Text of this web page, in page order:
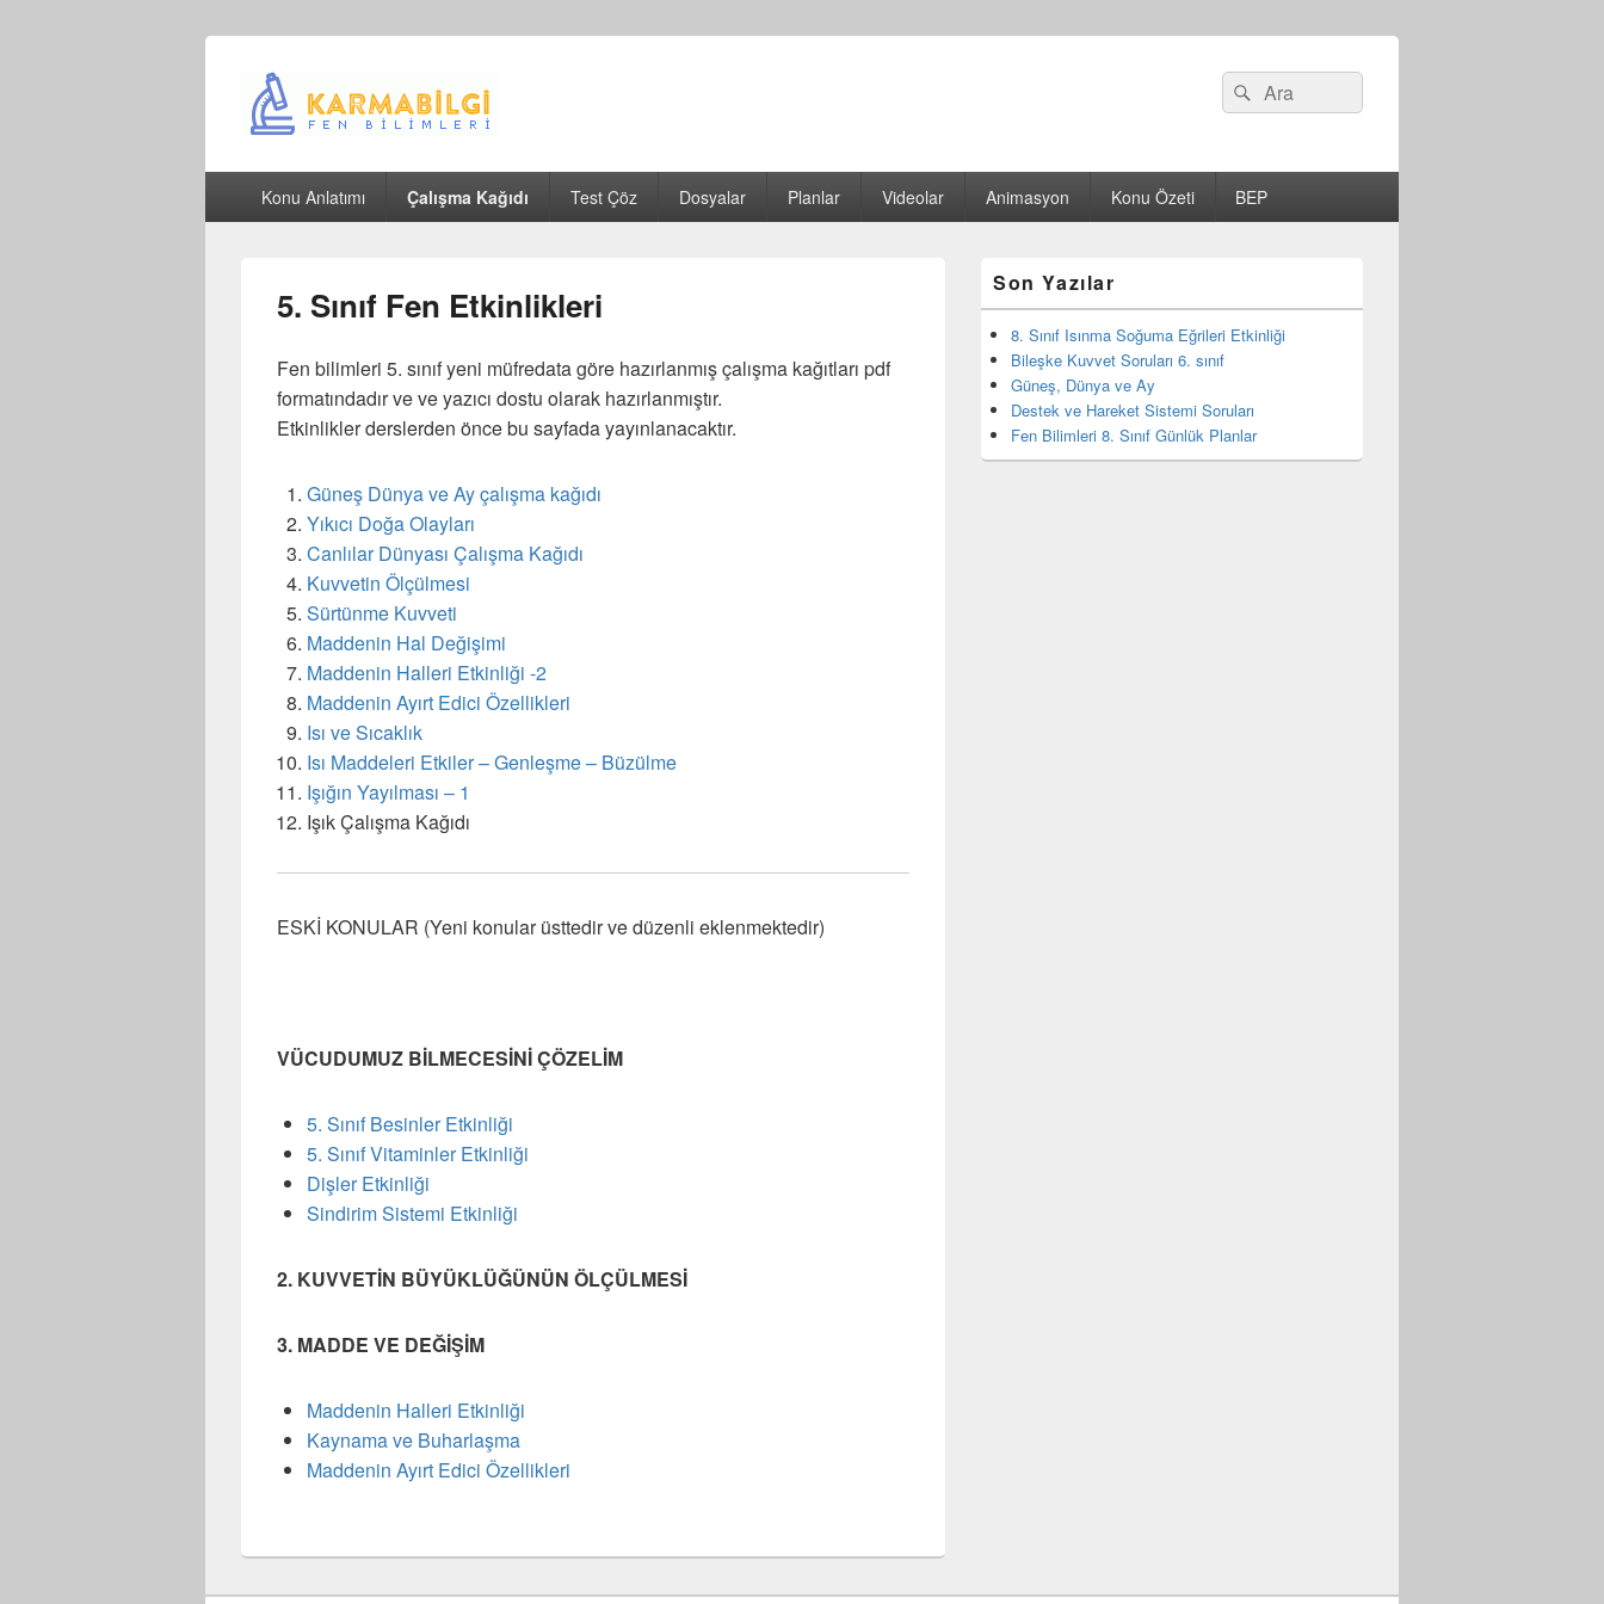
Search
for:
Ara
Konu Anlatımı Çalışma Kağıdı Test Çöz Dosyalar Planlar Videolar Animasyon Konu Özeti BEP
5. Sınıf Fen Etkinlikleri
Fen bilimleri 5. sınıf yeni müfredata göre hazırlanmış çalışma kağıtları pdf
formatındadır ve ve yazıcı dostu olarak hazırlanmıştır.
Etkinlikler derslerden önce bu sayfada yayınlanacaktır.
Güneş Dünya ve Ay çalışma kağıdı
Yıkıcı Doğa Olayları
Canlılar Dünyası Çalışma Kağıdı
Kuvvetin Ölçülmesi
Sürtünme Kuvveti
Maddenin Hal Değişimi
Maddenin Halleri Etkinliği -2
Maddenin Ayırt Edici Özellikleri
Isı ve Sıcaklık
Isı Maddeleri Etkiler – Genleşme – Büzülme
Işığın Yayılması – 1
Işık Çalışma Kağıdı
ESKİ KONULAR (Yeni konular üsttedir ve düzenli eklenmektedir)
VÜCUDUMUZ BİLMECESİNİ ÇÖZELİM
5. Sınıf Besinler Etkinliği
5. Sınıf Vitaminler Etkinliği
Dişler Etkinliği
Sindirim Sistemi Etkinliği
2. KUVVETİN BÜYÜKLÜĞÜNÜN ÖLÇÜLMESİ
3. MADDE VE DEĞİŞİM
Maddenin Halleri Etkinliği
Kaynama ve Buharlaşma
Maddenin Ayırt Edici Özellikleri
yan
bar
eklenti
bölgesi
Son Yazılar
8. Sınıf Isınma Soğuma Eğrileri Etkinliği
Bileşke Kuvvet Soruları 6. sınıf
Güneş, Dünya ve Ay
Destek ve Hareket Sistemi Soruları
Fen Bilimleri 8. Sınıf Günlük Planlar